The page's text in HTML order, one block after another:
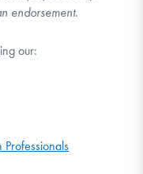
endorsement.
our: